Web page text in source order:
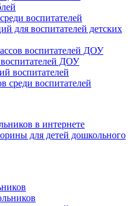
воспитателей
для воспитателей детских
воспитателей ДОУ
ДОУ
воспитателей
среди воспитателей
в интернете
для детей дошкольного